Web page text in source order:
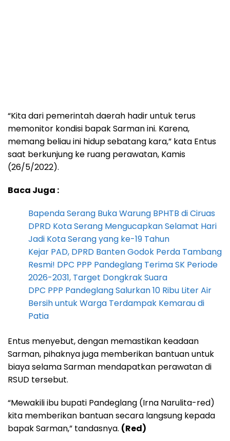
“Kita dari pemerintah daerah hadir untuk terus
memonitor kondisi bapak Sarman ini. Karena,
memang beliau ini hidup sebatang kara,” kata Entus
saat berkunjung ke ruang perawatan, Kamis
(26/5/2022).
Baca Juga :
Bapenda Serang Buka Warung BPHTB di Ciruas
DPRD Kota Serang Mengucapkan Selamat Hari
Jadi Kota Serang yang ke-19 Tahun
Kejar PAD, DPRD Banten Godok Perda Tambang
Resmi! DPC PPP Pandeglang Terima SK Periode
2026-2031, Target Dongkrak Suara
DPC PPP Pandeglang Salurkan 10 Ribu Liter Air
Bersih untuk Warga Terdampak Kemarau di
Patia
Entus menyebut, dengan memastikan keadaan
Sarman, pihaknya juga memberikan bantuan untuk
biaya selama Sarman mendapatkan perawatan di
RSUD tersebut.
“Mewakili ibu bupati Pandeglang (Irna Narulita-red)
kita memberikan bantuan secara langsung kepada
bapak Sarman,” tandasnya. (Red)